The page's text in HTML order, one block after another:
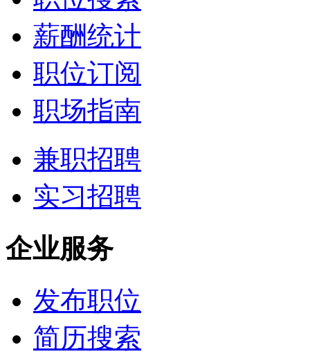
薪酬统计
职位订阅
职场指南
兼职招聘
实习招聘
企业服务
发布职位
简历搜索